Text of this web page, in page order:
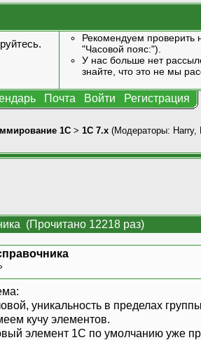
.
Рекомендуем
"Часовой пояс:").
У нас больше нет
знайте, что это не мы
Почта Войти Регистрация
1С > 1С 7.x (Модераторы: Harry,
(Прочитано 12218 раз)
уникальность в пределах
кучу элементов.
элемент 1С по умолчанию уже